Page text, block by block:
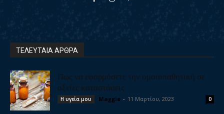
ΤΕΛΕΥΤΑΙΑ ΑΡΘΡΑ
Πως να εφαρμόσετε την ομοιοπαθητική σε
οξείες καταστάσεις
Η υγεία μου Maggie - 11 Μαρτίου, 2023 0